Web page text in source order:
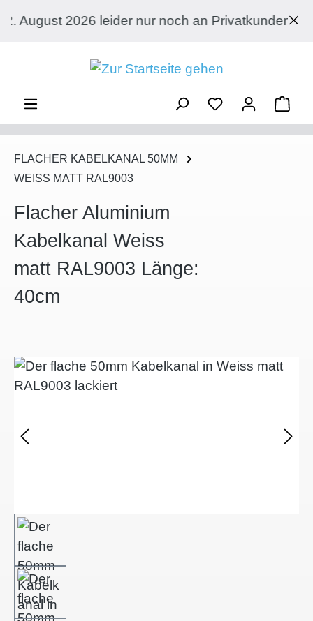
Zum Hauptinhalt springen
leider nur noch an Privatkunden mit
FLACHER KABELKANAL 50MM
WEISS MATT RAL9003
Flacher Aluminium
Kabelkanal Weiss
matt RAL9003 Länge:
40cm
Bildergalerie überspringen